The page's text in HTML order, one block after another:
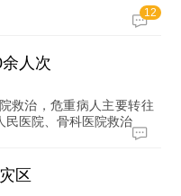
12
人次
救治，危重病人主要转往
民医院、骨科医院救治
区